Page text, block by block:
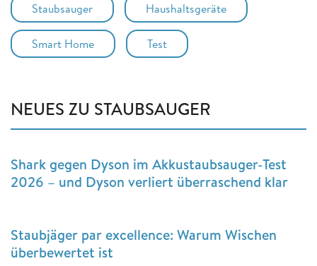
Staubsauger Haushaltsgeräte
Smart Home Test
NEUES ZU STAUBSAUGER
Shark gegen Dyson im Akkustaubsauger-Test
2026 – und Dyson verliert überraschend klar
Staubjäger par excellence: Warum Wischen
überbewertet ist